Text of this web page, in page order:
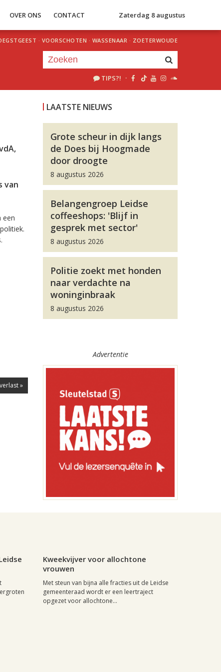
OVER ONS CONTACT Zaterdag 8 augustus
· VOORSCHOTEN · WASSENAAR · ZOETERWOUDE
TIPS?! ·
van
een
»
LAATSTE NIEUWS
Grote scheur in dijk langs
de Does bij Hoogmade
door droogte
8 augustus 2026
Belangengroep Leidse
coffeeshops: 'Blijf in
gesprek met sector'
8 augustus 2026
Politie zoekt met honden
naar verdachte na
woninginbraak
8 augustus 2026
Advertentie
Kweekvijver voor allochtone
vrouwen
Met steun van bijna alle fracties uit de Leidse
gemeenteraad wordt er een leertraject
opgezet voor allochtone...